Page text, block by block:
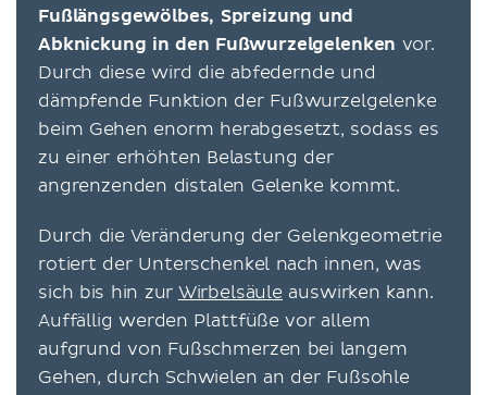
Fußlängsgewölbes, Spreizung und
Abknickung in den Fußwurzelgelenken vor.
Durch diese wird die abfedernde und
dämpfende Funktion der Fußwurzelgelenke
beim Gehen enorm herabgesetzt, sodass es
zu einer erhöhten Belastung der
angrenzenden distalen Gelenke kommt.
Durch die Veränderung der Gelenkgeometrie
rotiert der Unterschenkel nach innen, was
sich bis hin zur Wirbelsäule auswirken kann.
Auffällig werden Plattfüße vor allem
aufgrund von Fußschmerzen bei langem
Gehen, durch Schwielen an der Fußsohle